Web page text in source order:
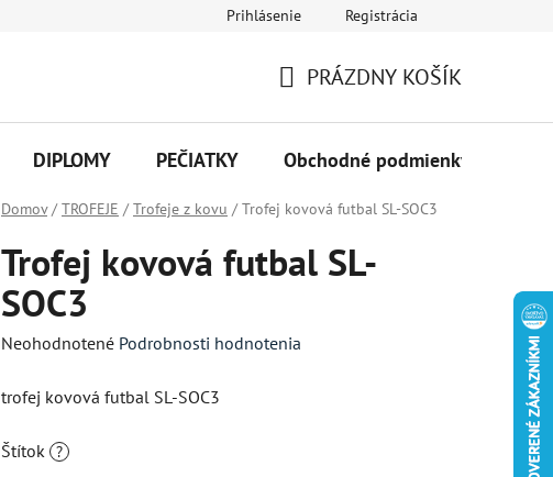
Prihlásenie Registrácia
KOŠÍK
PRÁZDNY KOŠÍK
DIPLOMY PEČIATKY Obchodné podmienky
Domov / TROFEJE / Trofeje z kovu / Trofej kovová futbal SL-SOC3
Trofej kovová futbal SL-
SOC3
Priemerné
produktu
0,0
Neohodnotené Podrobnosti hodnotenia
trofej kovová futbal SL-SOC3
Štítok ?